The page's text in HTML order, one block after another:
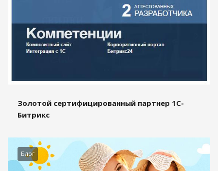
Золотой сертифицированный партнер 1С-
Битрикс
Блог